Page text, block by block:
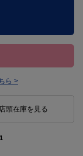
ら >
店頭在庫を見る